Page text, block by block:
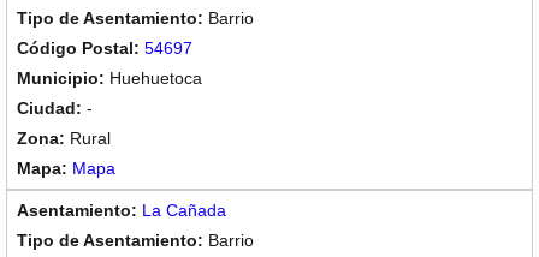
Barrio
54697
Huehuetoca
-
Rural
Mapa
La Cañada
Barrio